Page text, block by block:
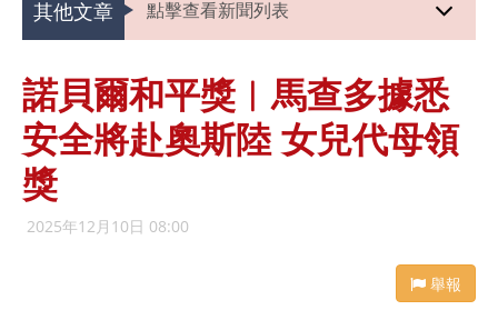
其他文章 點擊查看新聞列表
諾貝爾和平獎︱馬查多據悉
安全將赴奧斯陸 女兒代母領
獎
2025年12月10日 08:00
舉報